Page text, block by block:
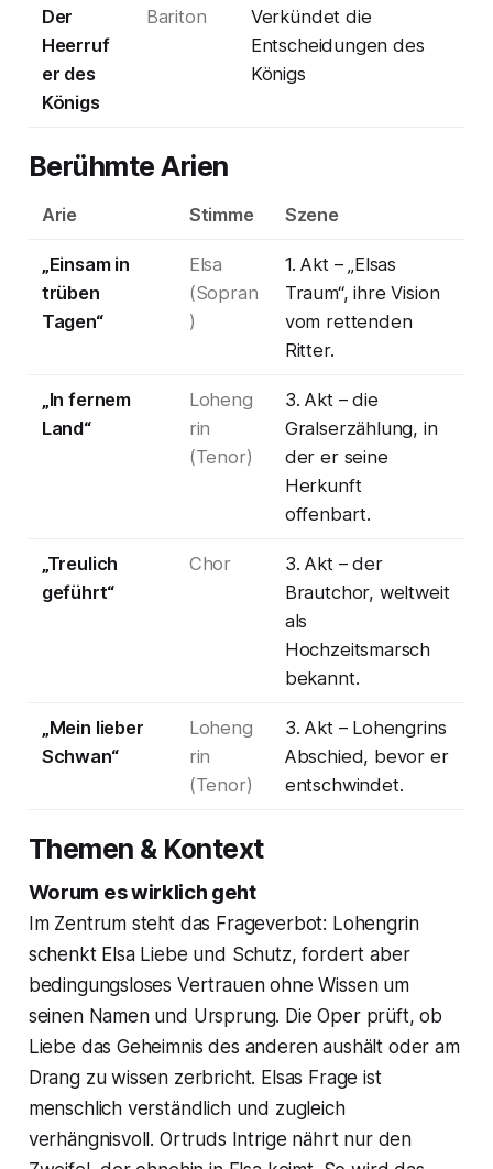
Der
Heerruf
er des
Königs
Bariton
Verkündet die
Entscheidungen des
Königs
Berühmte Arien
Arie Stimme Szene
„Einsam in
trüben
Tagen“
Elsa
(Sopran
)
1. Akt – „Elsas
Traum“, ihre Vision
vom rettenden
Ritter.
„In fernem
Land“
Loheng
rin
(Tenor)
3. Akt – die
Gralserzählung, in
der er seine
Herkunft
offenbart.
„Treulich
geführt“
Chor
3. Akt – der
Brautchor, weltweit
als
Hochzeitsmarsch
bekannt.
„Mein lieber
Schwan“
Loheng
rin
(Tenor)
3. Akt – Lohengrins
Abschied, bevor er
entschwindet.
Themen & Kontext
Worum es wirklich geht
Im Zentrum steht das Frageverbot: Lohengrin
schenkt Elsa Liebe und Schutz, fordert aber
bedingungsloses Vertrauen ohne Wissen um
seinen Namen und Ursprung. Die Oper prüft, ob
Liebe das Geheimnis des anderen aushält oder am
Drang zu wissen zerbricht. Elsas Frage ist
menschlich verständlich und zugleich
verhängnisvoll. Ortruds Intrige nährt nur den